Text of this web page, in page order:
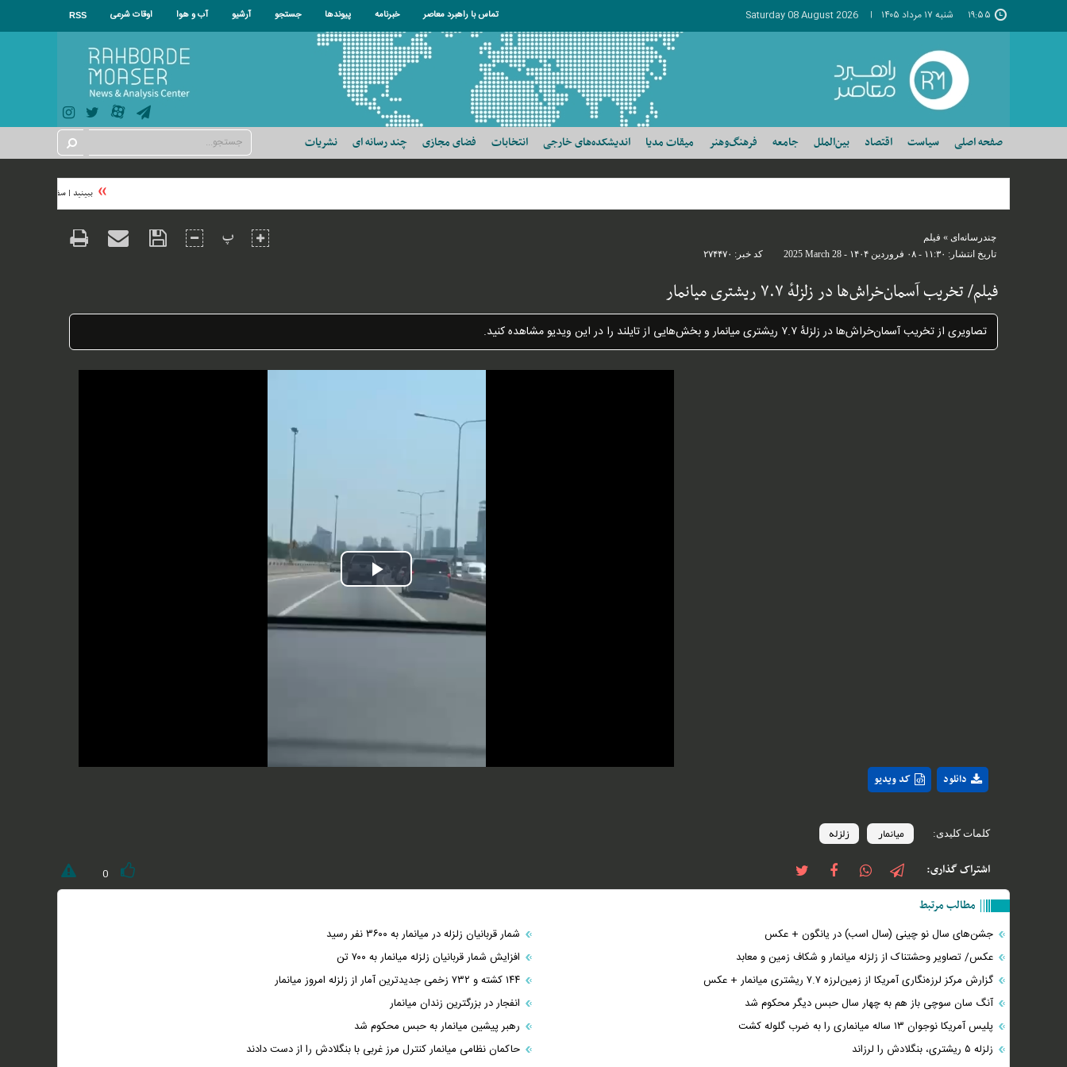
۱۹:۵۵ شنبه ۱۷ مرداد ۱۴۰۵ Saturday 08 August 2026 تماس با راهبرد معاصر خبرنامه پیوندها جستجو آرشیو آب و هوا اوقات شرعی RSS
صفحه اصلی سیاست اقتصاد بین‌الملل جامعه فرهنگ‌وهنر میقات مدیا اندیشکده‌های خارجی انتخابات فضای مجازی چند رسانه ای نشریات
ببینید | سفیر ژاپن موسیقی
چندرسانه‌ای » فیلم
تاریخ انتشار: ۱۱:۳۰ - ۰۸ فروردين ۱۴۰۴ - 2025 March 28 کد خبر: ۲۷۴۴۷۰
پ
فیلم/ تخریب آسمان‌خراش‌ها در زلزلهٔ ۷.۷ ریشتری میانمار
تصاویری از تخریب آسمان‌خراش‌ها در زلزلهٔ ۷.۷ ریشتری میانمار و بخش‌هایی از تایلند را در این ویدیو مشاهده کنید.
Play
Video
کد ویدیو دانلود
کلمات کلیدی: میانمار زلزله
اشتراک گذاری: 0
مطالب مرتبط
جشن‌های سال نو چینی (سال اسب) در یانگون + عکس
شمار قربانیان زلزله در میانمار به ۳۶۰۰ نفر رسید
عکس/ تصاویر وحشتناک از زلزله میانمار و شکاف زمین و معابد
افزایش شمار قربانیان زلزله میانمار به ۷۰۰ تن
گزارش مرکز لرزه‌نگاری آمریکا از زمین‌لرزه ۷.۷ ریشتری میانمار + عکس
۱۴۴ کشته و ۷۳۲ زخمی جدیدترین آمار از زلزله امروز میانمار
آنگ سان سوچی باز هم به چهار سال حبس دیگر محکوم شد
انفجار در بزرگترین زندان میانمار
پلیس آمریکا نوجوان ۱۳ ساله میانماری را به ضرب گلوله کشت
رهبر پیشین میانمار به حبس محکوم شد
زلزله ۵ ریشتری، بنگلادش را لرزاند
حاکمان نظامی میانمار کنترل مرز غربی با بنگلادش را از دست دادند